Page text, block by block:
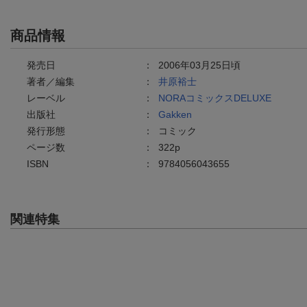
商品情報
発売日 ： 2006年03月25日頃
著者／編集
： 井原裕士
レーベル
： NORAコミックスDELUXE
出版社
： Gakken
発行形態
：
コミック
ページ数
： 322p
ISBN
： 9784056043655
関連特集